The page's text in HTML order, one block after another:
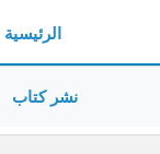
الرئيسية
نشر كتاب